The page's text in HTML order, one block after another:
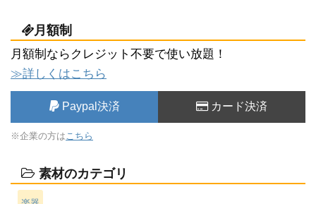
月額制
月額制ならクレジット不要で使い放題！
≫詳しくはこちら
Paypal決済 カード決済
※企業の方は こちら
素材のカテゴリ